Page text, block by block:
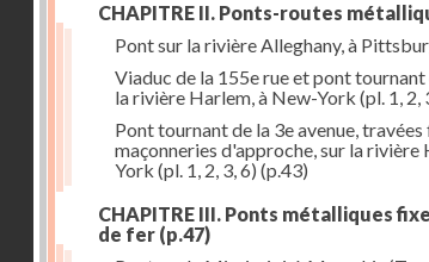
CHAPITRE II. Ponts-routes
Pont sur la rivière Alleghany, à
Viaduc de la 155e rue et pont tournant
la rivière Harlem, à New-York (pl. 1, 2,
Pont tournant de la 3e avenue,
maçonneries d'approche, sur la rivière
York (pl. 1, 2, 3, 6) (p.43)
CHAPITRE III. Ponts métalliques
de fer (p.47)